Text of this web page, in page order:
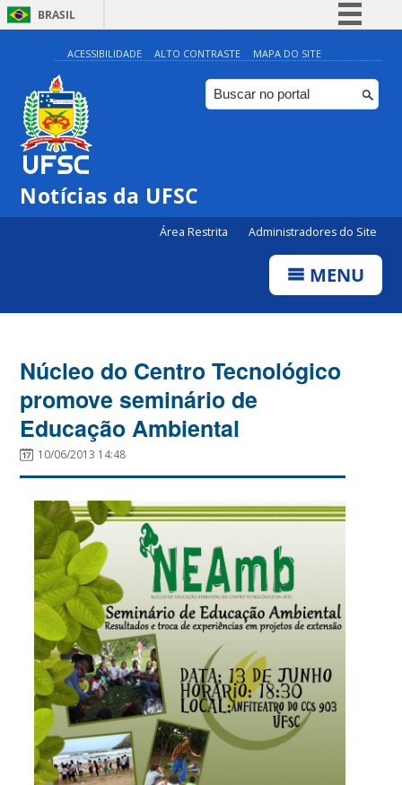
BRASIL
Simplifique!
Comunica BR
Participe
ACESSIBILIDADE ALTO CONTRASTE MAPA DO SITE
Notícias da UFSC
Área Restrita Administradores do Site
MENU
Núcleo do Centro Tecnológico
promove seminário de
Educação Ambiental
10/06/2013 14:48